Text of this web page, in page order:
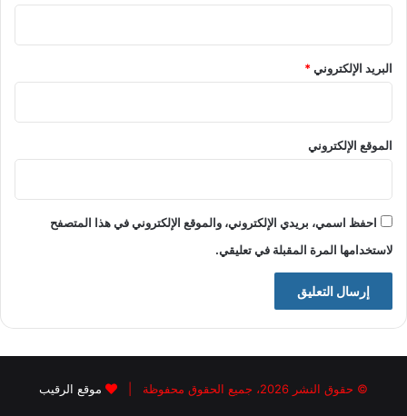
البريد الإلكتروني*
الموقع الإلكتروني
احفظ اسمي، بريدي الإلكتروني، والموقع الإلكتروني في هذا المتصفح
لاستخدامها المرة المقبلة في تعليقي.
© حقوق النشر 2026، جميع الحقوق محفوظة | موقع الرقيب